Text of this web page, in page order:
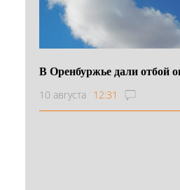
В Оренбуржье дали отбой
10 августа 12:31